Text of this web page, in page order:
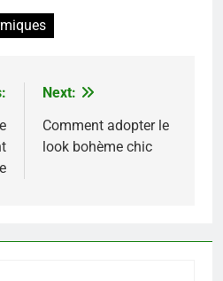
Next:
Comment adopter le
look bohème chic